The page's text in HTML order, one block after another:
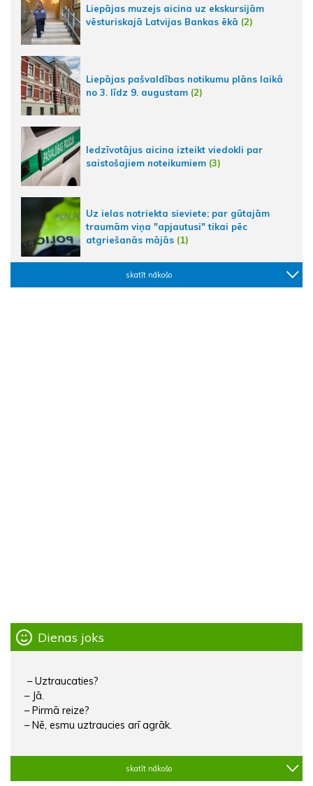
Liepājas muzejs aicina uz ekskursijām
vēsturiskajā Latvijas Bankas ēkā (2)
Liepājas pašvaldības notikumu plāns laikā
no 3. līdz 9. augustam (2)
Iedzīvotājus aicina izteikt viedokli par
saistošajiem noteikumiem (3)
Uz ielas notriekta sieviete; par gūtajām
traumām viņa "apjautusi" tikai pēc
atgriešanās mājās (1)
skatīt nākošo
Dienas joks
– Uztraucaties?
– Jā.
– Pirmā reize?
– Nē, esmu uztraucies arī agrāk.
skatīt nākošo